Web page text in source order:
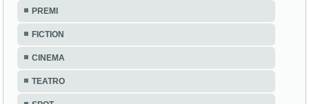
PREMI
FICTION
CINEMA
TEATRO